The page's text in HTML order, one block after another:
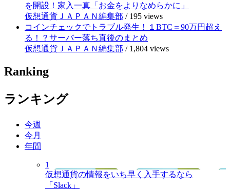
を開設！家入一真「お金をよりなめらかに」
仮想通貨ＪＡＰＡＮ編集部 / 195 views
コインチェックでトラブル発生！１BTC＝90万円超え
る！？サーバー落ち直後のまとめ
仮想通貨ＪＡＰＡＮ編集部 / 1,804 views
Ranking
ランキング
今週
今月
年間
1
仮想通貨の情報をいち早く入手するなら
「Slack」